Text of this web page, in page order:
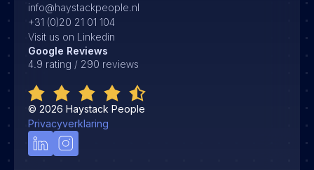
info@haystackpeople.nl
+31 (0)20 21 01 104
Visit us on Linkedin
Google Reviews
4.9 rating / 290 reviews
© 2026 Haystack People
Privacyverklaring